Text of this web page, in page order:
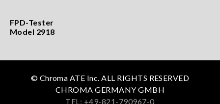
FPD-Tester
Model 2918
© Chroma ATE Inc. ALL RIGHTS RESERVED
CHROMA GERMANY GMBH
TEL: +49-821-790967-0